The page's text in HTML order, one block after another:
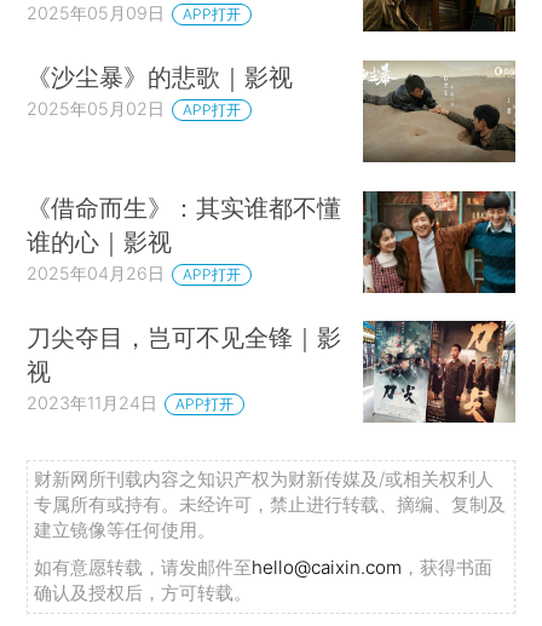
2025年05月09日 APP打开
《沙尘暴》的悲歌｜影视
2025年05月02日 APP打开
《借命而生》：其实谁都不懂
谁的心｜影视
2025年04月26日 APP打开
刀尖夺目，岂可不见全锋｜影
视
2023年11月24日 APP打开
财新网所刊载内容之知识产权为财新传媒及/或相关权利人
专属所有或持有。未经许可，禁止进行转载、摘编、复制及
建立镜像等任何使用。
如有意愿转载，请发邮件至hello@caixin.com ，获得书面
确认及授权后，方可转载。